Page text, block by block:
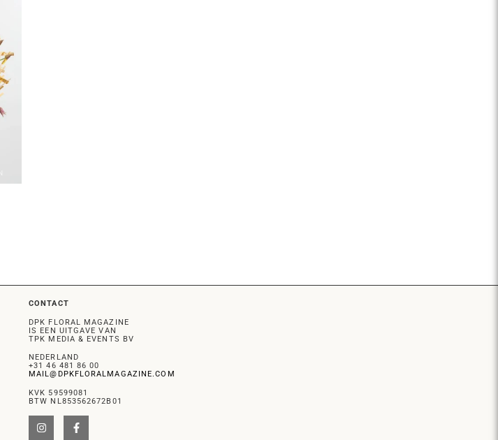
CONTACT
DPK FLORAL MAGAZINE
IS EEN UITGAVE VAN
TPK MEDIA & EVENTS BV
NEDERLAND
+31 46 481 86 00
MAIL@DPKFLORALMAGAZINE.COM
KVK 59599081
BTW NL853562672B01